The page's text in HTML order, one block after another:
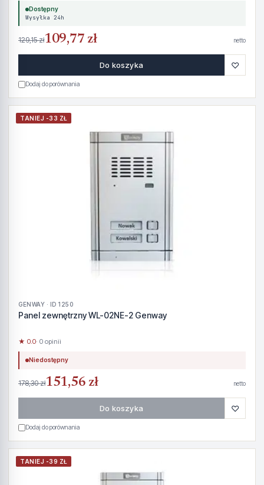
Dostępny
Wysyłka 24h
129,15 zł109,77 zł netto
Do koszyka ♡
Dodaj do porównania
TANIEJ -33 ZŁ
GENWAY · ID 1250
Panel zewnętrzny WL-02NE-2 Genway
★ 0.0· 0 opinii
Niedostępny
178,30 zł151,56 zł netto
Do koszyka ♡
Dodaj do porównania
TANIEJ -39 ZŁ